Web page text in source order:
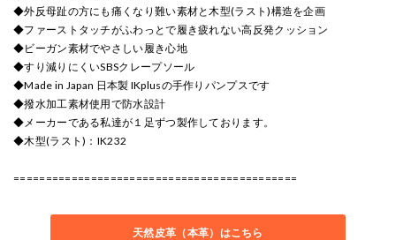
◆外反母趾の方にも痛くなり難い素材と木型(ラスト)構造を企画
◆ファーストタッチがふわっとで履き疲れない高反発クッション
◆ビーガン素材でやさしい履き心地
◆すり減りにくいSBSクレープソール
◆Made in Japan 日本製 IKplusの手作りパンプスです
◆撥水加工素材使用で防水設計
◆メーカーである私達が１足ずつ製作しております。
◆木型(ラスト)：IK232
============================================
天然皮革（本革）はこちら